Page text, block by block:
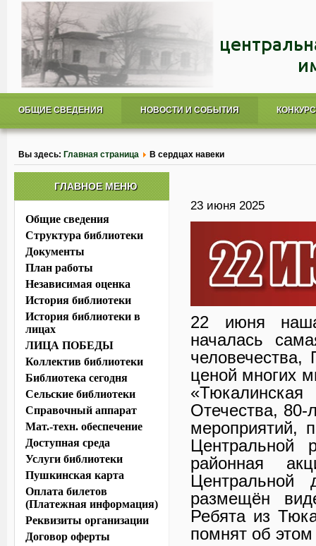
ОБЩИЕ СВЕДЕНИЯ НОВОСТИ И СОБЫТИЯ
Вы здесь: Главная страница В сердцах навеки
23 июня 2025
22 июня
началась
человечества,
ценой многих
Отечества,
мероприятий,
Центральной
районная
Центральной
размещён
Ребята из
помнят об
ГЛАВНОЕ МЕНЮ
Общие сведения
Структура библиотеки
Документы
План работы
Независимая оценка
История библиотеки
История библиотеки в
лицах
ЛИЦА ПОБЕДЫ
Коллектив библиотеки
Библиотека сегодня
Сельские библиотеки
Справочный аппарат
Мат.-техн. обеспечение
Доступная среда
Услуги библиотеки
Пушкинская карта
Оплата билетов
(Платежная информация)
Реквизиты организации
Договор оферты